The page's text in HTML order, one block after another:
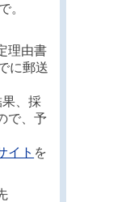
。
理由書
に郵送
、採
で、予
イト を